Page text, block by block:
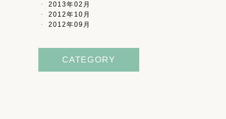
2013年02月
2012年10月
2012年09月
CATEGORY